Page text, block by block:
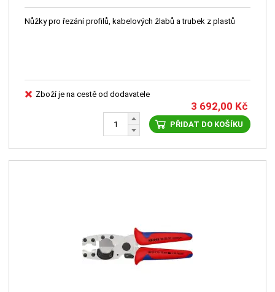
Nůžky pro řezání profilů, kabelových žlabů a trubek z plastů
Zboží je na cestě od dodavatele
3 692,00 Kč
PŘIDAT DO KOŠÍKU